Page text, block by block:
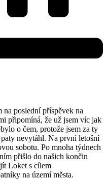
na poslední příspěvek na
připomíná, že už jsem víc jak
o čem, protože jsem za ty
nevytáhl. Na první letošní
sobotu. Po mnoha týdnech
přišlo do našich končin
Loket s cílem
na území města.